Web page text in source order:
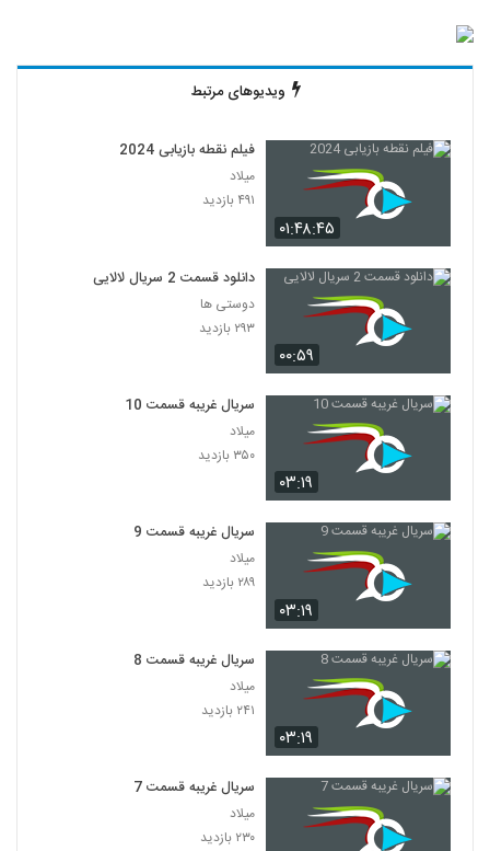
ویدیوهای مرتبط
۰۱:۴۸:۴۵
فیلم نقطه بازیابی 2024
میلاد
۴۹۱ بازدید
۰۰:۵۹
دانلود قسمت 2 سریال لالایی
دوستی ها
۲۹۳ بازدید
۰۳:۱۹
سریال غریبه قسمت 10
میلاد
۳۵۰ بازدید
۰۳:۱۹
سریال غریبه قسمت 9
میلاد
۲۸۹ بازدید
۰۳:۱۹
سریال غریبه قسمت 8
میلاد
۲۴۱ بازدید
سریال غریبه قسمت 7
میلاد
۲۳۰ بازدید